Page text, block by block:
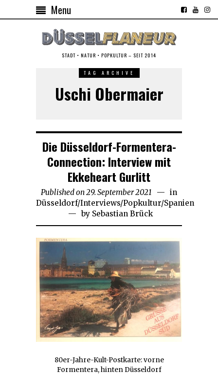
Menu
STADT • NATUR • POPKULTUR – SEIT 2014
TAG ARCHIVE
Uschi Obermaier
Die Düsseldorf-Formentera-
Connection: Interview mit
Ekkeheart Gurlitt
Published on29. September 2021 30.
August
2025
in
Düsseldorf/Interviews/Popkultur/Spanien
by Sebastian Brück
80er-Jahre-Kult-Postkarte: vorne
Formentera, hinten Düsseldorf